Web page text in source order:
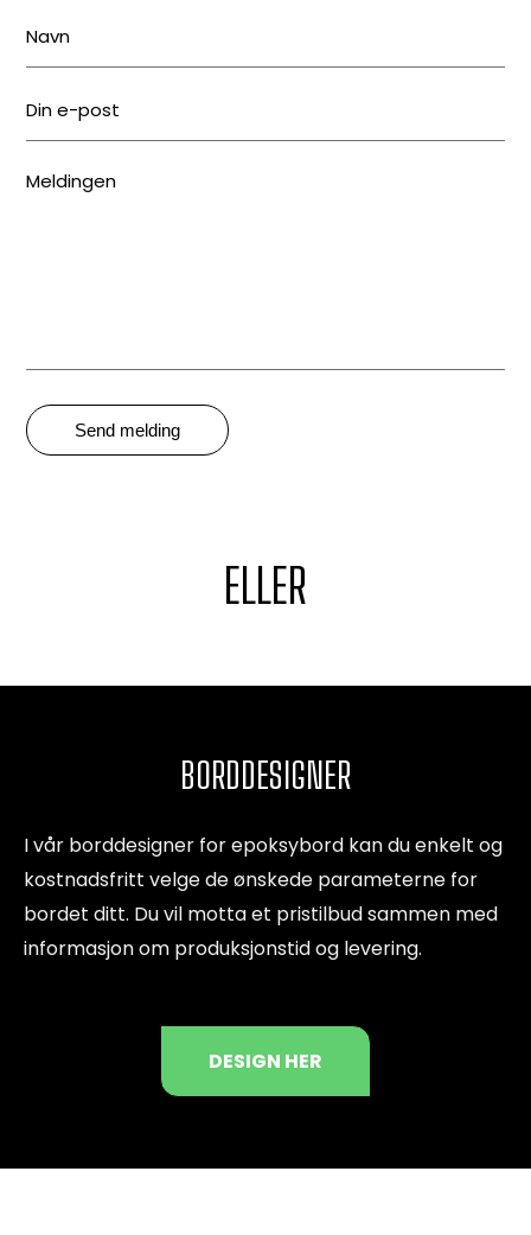
Send melding
ELLER
BORDDESIGNER
I vår borddesigner for epoksybord kan du enkelt og
kostnadsfritt velge de ønskede parameterne for
bordet ditt. Du vil motta et pristilbud sammen med
informasjon om produksjonstid og levering.
DESIGN HER